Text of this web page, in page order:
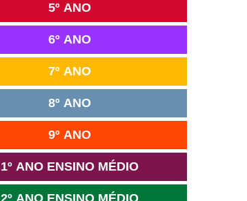
5º ANO
6º ANO
7º ANO
8º ANO
9º ANO
1º ANO ENSINO MÉDIO
2º ANO ENSINO MÉDIO